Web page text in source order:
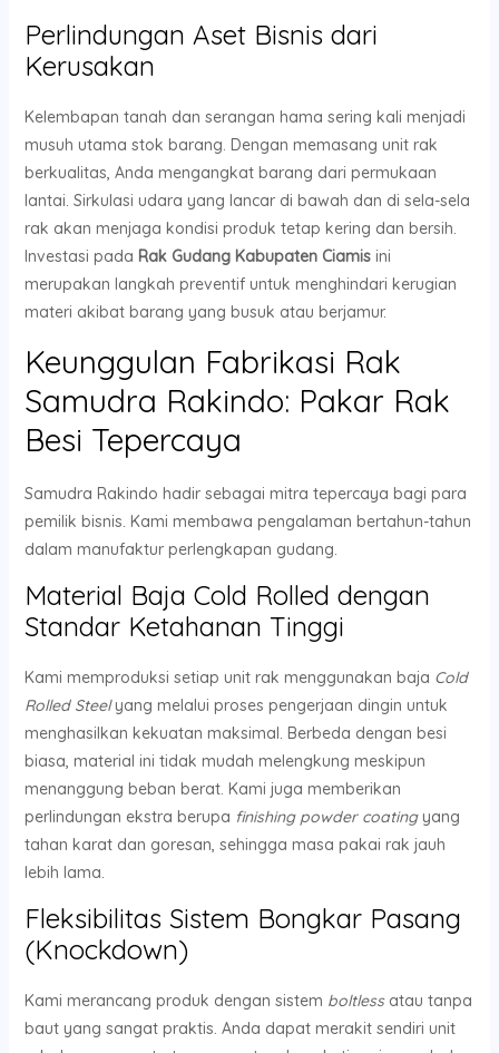
Perlindungan Aset Bisnis dari
Kerusakan
Kelembapan tanah dan serangan hama sering kali menjadi
musuh utama stok barang. Dengan memasang unit rak
berkualitas, Anda mengangkat barang dari permukaan
lantai. Sirkulasi udara yang lancar di bawah dan di sela-sela
rak akan menjaga kondisi produk tetap kering dan bersih.
Investasi pada Rak Gudang Kabupaten Ciamisini
merupakan langkah preventif untuk menghindari kerugian
materi akibat barang yang busuk atau berjamur.
Keunggulan Fabrikasi Rak
Samudra Rakindo: Pakar Rak
Besi Tepercaya
Samudra Rakindo hadir sebagai mitra tepercaya bagi para
pemilik bisnis. Kami membawa pengalaman bertahun-tahun
dalam manufaktur perlengkapan gudang.
Material Baja Cold Rolled dengan
Standar Ketahanan Tinggi
Kami memproduksi setiap unit rak menggunakan baja Cold
Rolled Steelyang melalui proses pengerjaan dingin untuk
menghasilkan kekuatan maksimal. Berbeda dengan besi
biasa, material ini tidak mudah melengkung meskipun
menanggung beban berat. Kami juga memberikan
perlindungan ekstra berupa finishing powder coatingyang
tahan karat dan goresan, sehingga masa pakai rak jauh
lebih lama.
Fleksibilitas Sistem Bongkar Pasang
(Knockdown)
Kami merancang produk dengan sistem boltlessatau tanpa
baut yang sangat praktis. Anda dapat merakit sendiri unit